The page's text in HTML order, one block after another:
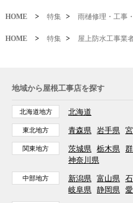
HOME > 特集 > 雨樋修理・工事
HOME > 特集 > 屋上防水工事業
地域から屋根工事店を探す
北海道地方 北海道
東北地方 青森県 岩手県
関東地方 茨城県 栃木県
神奈川県
中部地方 新潟県 富山県
岐阜県 静岡県